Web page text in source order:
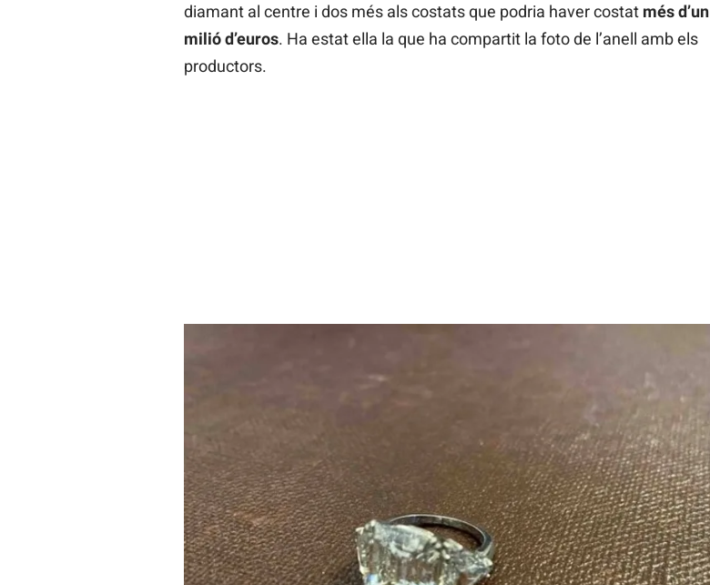
diamant al centre i dos més als costats que podria haver costat més d’un
milió d’euros. Ha estat ella la que ha compartit la foto de l’anell amb els
productors.